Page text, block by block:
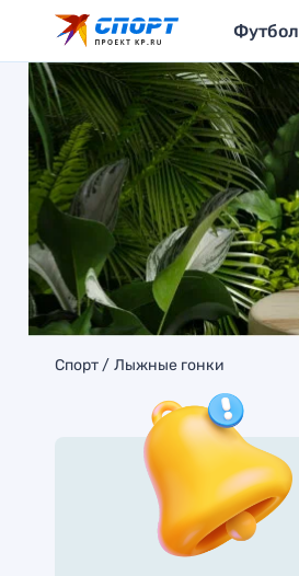
Футбол
Спорт Лыжные гонки